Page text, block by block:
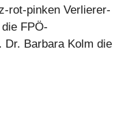
rot-pinken Verlierer-
FPÖ-
Barbara Kolm die